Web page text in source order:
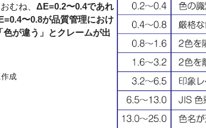
むね、 ΔE=0.2〜0.4であれ
〜0.8が品質管理におけ
が違う」とクレームが出
成